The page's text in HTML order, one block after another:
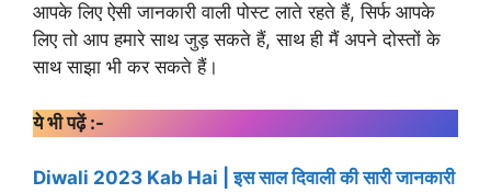
आपके लिए ऐसी जानकारी वाली पोस्ट लाते रहते हैं, सिर्फ आपके
लिए तो आप हमारे साथ जुड़ सकते हैं, साथ ही मैं अपने दोस्तों के
साथ साझा भी कर सकते हैं।
ये भी पढ़ें :-
Diwali 2023 Kab Hai | इस साल दिवाली की सारी जानकारी